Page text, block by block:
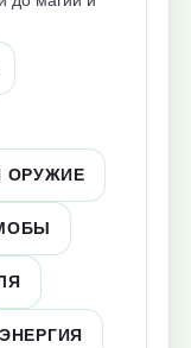
ОРУЖИЕ
ЭНЕРГИЯ